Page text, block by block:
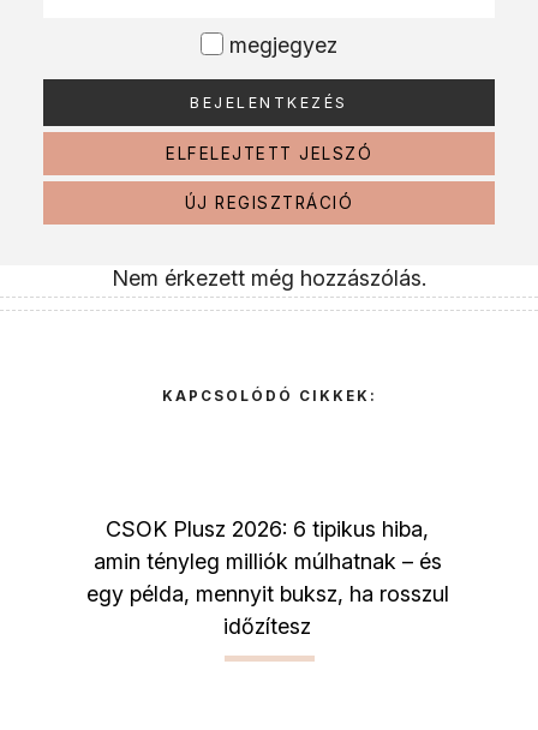
megjegyez
ELFELEJTETT JELSZÓ
ÚJ REGISZTRÁCIÓ
Nem érkezett még hozzászólás.
KAPCSOLÓDÓ CIKKEK:
CSOK Plusz 2026: 6 tipikus hiba,
amin tényleg milliók múlhatnak – és
egy példa, mennyit buksz, ha rosszul
időzítesz